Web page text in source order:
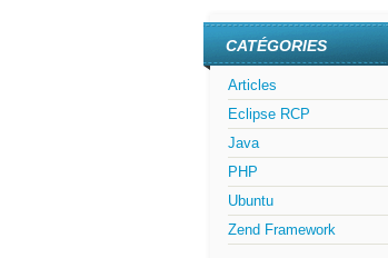
CATÉGORIES
Articles
Eclipse RCP
Java
PHP
Ubuntu
Zend Framework